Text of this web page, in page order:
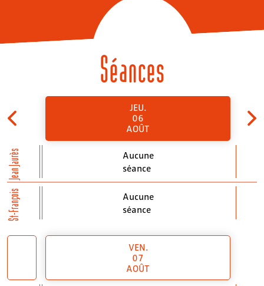
Séances
Jean Jaurès
St-François
JEU.
06
AOÛT
Aucune
séance
Aucune
séance
VEN.
07
AOÛT